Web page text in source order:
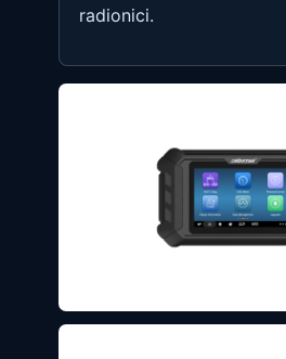
radionici.